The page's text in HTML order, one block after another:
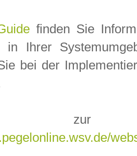
finden Sie
in Ihrer
bei der
zur